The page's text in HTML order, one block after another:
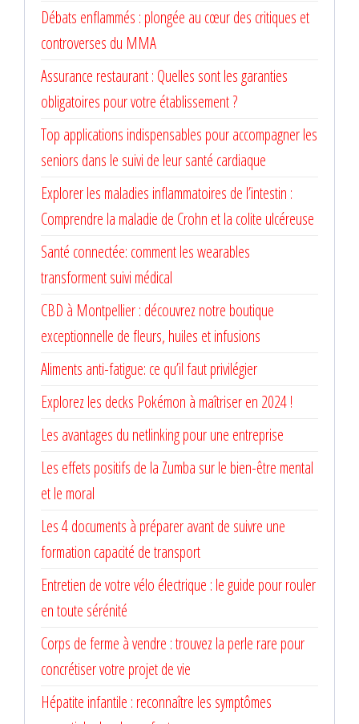
Débats enflammés : plongée au cœur des critiques et
controverses du MMA
Assurance restaurant : Quelles sont les garanties
obligatoires pour votre établissement ?
Top applications indispensables pour accompagner les
seniors dans le suivi de leur santé cardiaque
Explorer les maladies inflammatoires de l’intestin :
Comprendre la maladie de Crohn et la colite ulcéreuse
Santé connectée: comment les wearables
transforment suivi médical
CBD à Montpellier : découvrez notre boutique
exceptionnelle de fleurs, huiles et infusions
Aliments anti-fatigue: ce qu’il faut privilégier
Explorez les decks Pokémon à maîtriser en 2024 !
Les avantages du netlinking pour une entreprise
Les effets positifs de la Zumba sur le bien-être mental
et le moral
Les 4 documents à préparer avant de suivre une
formation capacité de transport
Entretien de votre vélo électrique : le guide pour rouler
en toute sérénité
Corps de ferme à vendre : trouvez la perle rare pour
concrétiser votre projet de vie
Hépatite infantile : reconnaître les symptômes